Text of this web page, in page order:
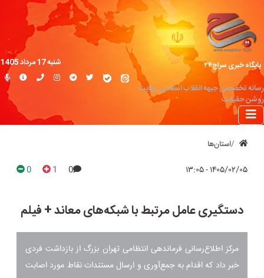
پایگاه خبری سراج۲۴
رسانه تخصصی جبهه انقلاب اسلامی؛ روایت
روشن حقیقت
شنبه 17 مرداد 1405
استان‌ها
۱۴۰۵/۰۲/۰۵ - ۱۳:۰۵ 0
1
0
دستگیری عامل مرتبط با شبکه‌های معاند + فیلم
مرکز اطلاع‌رسانی فرماندهی انتظامی تهران بزرگ از بازداشت فردی
خبر داد که اقدام به جمع‌آوری و ارسال مستندات نقاط مورد اصابت